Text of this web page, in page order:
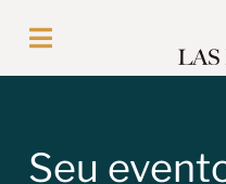
Seu